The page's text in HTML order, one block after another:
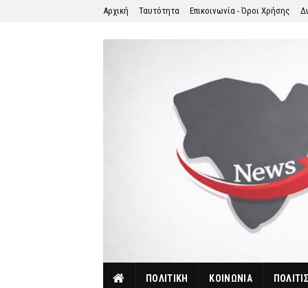
Αρχική Ταυτότητα Επικοινωνία - Όροι Χρήσης
ΠΟΛΙΤΙΚΗ ΚΟΙΝΩΝΙΑ